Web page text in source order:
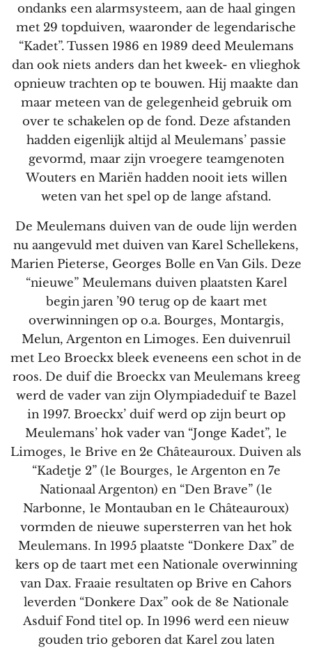
ondanks een alarmsysteem, aan de haal gingen
met 29 topduiven, waaronder de legendarische
“Kadet”. Tussen 1986 en 1989 deed Meulemans
dan ook niets anders dan het kweek- en vlieghok
opnieuw trachten op te bouwen. Hij maakte dan
maar meteen van de gelegenheid gebruik om
over te schakelen op de fond. Deze afstanden
hadden eigenlijk altijd al Meulemans’ passie
gevormd, maar zijn vroegere teamgenoten
Wouters en Mariën hadden nooit iets willen
weten van het spel op de lange afstand.
De Meulemans duiven van de oude lijn werden
nu aangevuld met duiven van Karel Schellekens,
Marien Pieterse, Georges Bolle en Van Gils. Deze
“nieuwe” Meulemans duiven plaatsten Karel
begin jaren ’90 terug op de kaart met
overwinningen op o.a. Bourges, Montargis,
Melun, Argenton en Limoges. Een duivenruil
met Leo Broeckx bleek eveneens een schot in de
roos. De duif die Broeckx van Meulemans kreeg
werd de vader van zijn Olympiadeduif te Bazel
in 1997. Broeckx’ duif werd op zijn beurt op
Meulemans’ hok vader van “Jonge Kadet”, 1e
Limoges, 1e Brive en 2e Châteauroux. Duiven als
“Kadetje 2” (1e Bourges, 1e Argenton en 7e
Nationaal Argenton) en “Den Brave” (1e
Narbonne, 1e Montauban en 1e Châteauroux)
vormden de nieuwe supersterren van het hok
Meulemans. In 1995 plaatste “Donkere Dax” de
kers op de taart met een Nationale overwinning
van Dax. Fraaie resultaten op Brive en Cahors
leverden “Donkere Dax” ook de 8e Nationale
Asduif Fond titel op. In 1996 werd een nieuw
gouden trio geboren dat Karel zou laten